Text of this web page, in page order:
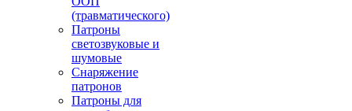
(травматического)
Патроны
светозвуковые и
шумовые
Снаряжение
патронов
Патроны для